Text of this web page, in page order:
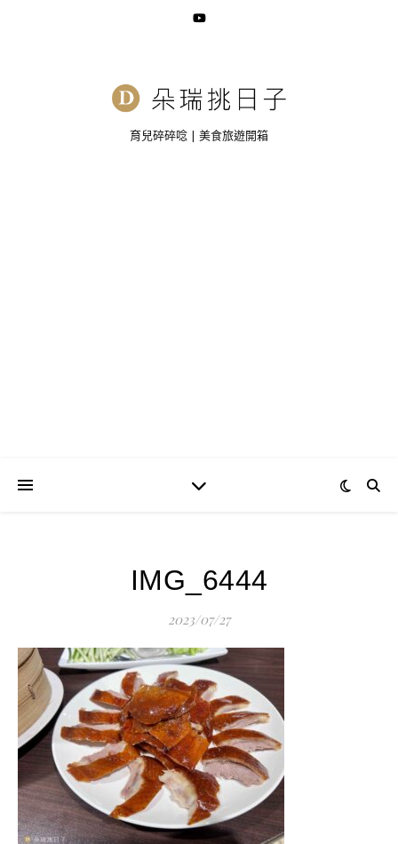
育兒碎碎唸 | 美食旅遊開箱
IMG_6444
2023/07/27